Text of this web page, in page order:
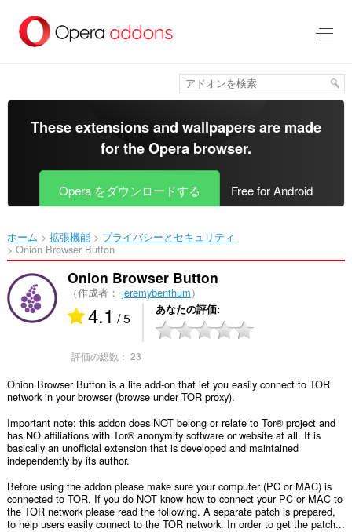
メ
ツ
移
動
These extensions and wallpapers are made
for theOpera browser.
Opera をダウンロードする Free for Android
ホーム 拡張機能
プライバシーとセキュリティ
Onion Browser Button‎
Onion Browser Button
（作成者： jeremybenthum）
4.1 / 5 あなたの評価
評価の総数： 23
Onion Browser Button is a lite add-on that let you easily connect to TOR
network in your browser (browse under TOR proxy).
Important note: this addon does NOT belong or relate to Tor® project and
has NO affiliations with Tor® anonymity software or website at all. It is
basically an unofficial extension that is developed and maintained
independently by its author.
Before using the addon please make sure your computer (PC or MAC) is
connected to TOR. If you do NOT know how to connect your PC or MAC to
the TOR network please read the following. A separate patch is prepared,
to help users easily connect to the TOR network. In order to get the patch...